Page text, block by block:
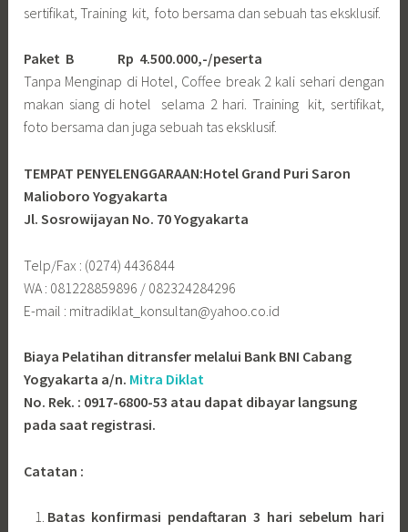
sertifikat, Training kit, foto bersama dan sebuah tas eksklusif.
Paket B
Rp 4.500.000,-/peserta
Tanpa Menginap di Hotel, Coffee break 2 kali sehari dengan
makan siang di hotel selama 2 hari. Training kit, sertifikat,
foto bersama dan juga sebuah tas eksklusif.
TEMPAT PENYELENGGARAAN:Hotel Grand Puri Saron
Malioboro Yogyakarta
Jl. Sosrowijayan No. 70 Yogyakarta
Telp/Fax : (0274) 4436844
WA : 081228859896 / 082324284296
E-mail : mitradiklat_konsultan@yahoo.co.id
Biaya Pelatihan ditransfer melalui Bank BNI Cabang
Yogyakarta a/n. Mitra Diklat
No. Rek. : 0917-6800-53 atau dapat dibayar langsung
pada saat registrasi.
Catatan :
Batas konfirmasi pendaftaran 3 hari sebelum hari